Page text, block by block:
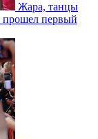
Жара, танцы
прошел первый